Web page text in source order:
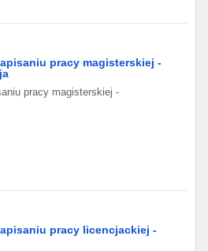
pracy magisterskiej -
pracy magisterskiej -
pracy licencjackiej -